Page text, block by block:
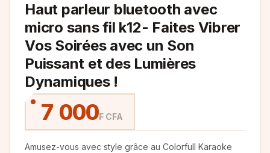
Haut parleur bluetooth avec
micro sans fil k12- Faites Vibrer
Vos Soirées avec un Son
Puissant et des Lumières
Dynamiques !
7 000F CFA
Amusez-vous avec style grâce au Colorfull Karaoke